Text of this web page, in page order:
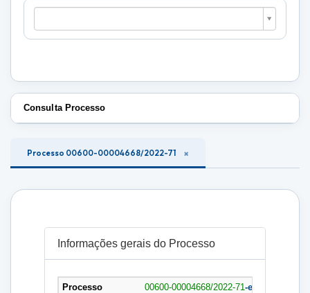
Atas
Sessões
Plenárias
Consulta Processo
Processo 00600-00004668/2022-71
Informações gerais do Processo
Processo 00600-00004668/2022-71-e